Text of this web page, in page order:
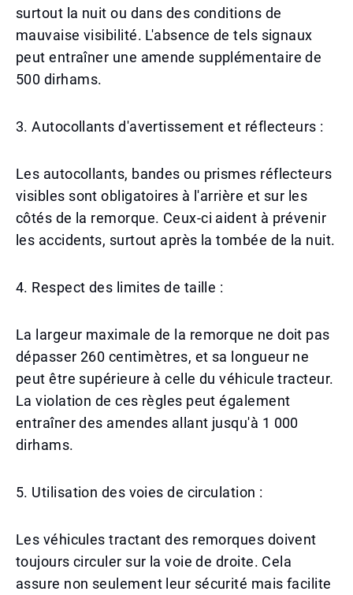
surtout la nuit ou dans des conditions de
mauvaise visibilité. L'absence de tels signaux
peut entraîner une amende supplémentaire de
500 dirhams.
3. Autocollants d'avertissement et réflecteurs :
Les autocollants, bandes ou prismes réflecteurs
visibles sont obligatoires à l'arrière et sur les
côtés de la remorque. Ceux-ci aident à prévenir
les accidents, surtout après la tombée de la nuit.
4. Respect des limites de taille :
La largeur maximale de la remorque ne doit pas
dépasser 260 centimètres, et sa longueur ne
peut être supérieure à celle du véhicule tracteur.
La violation de ces règles peut également
entraîner des amendes allant jusqu'à 1 000
dirhams.
5. Utilisation des voies de circulation :
Les véhicules tractant des remorques doivent
toujours circuler sur la voie de droite. Cela
assure non seulement leur sécurité mais facilite